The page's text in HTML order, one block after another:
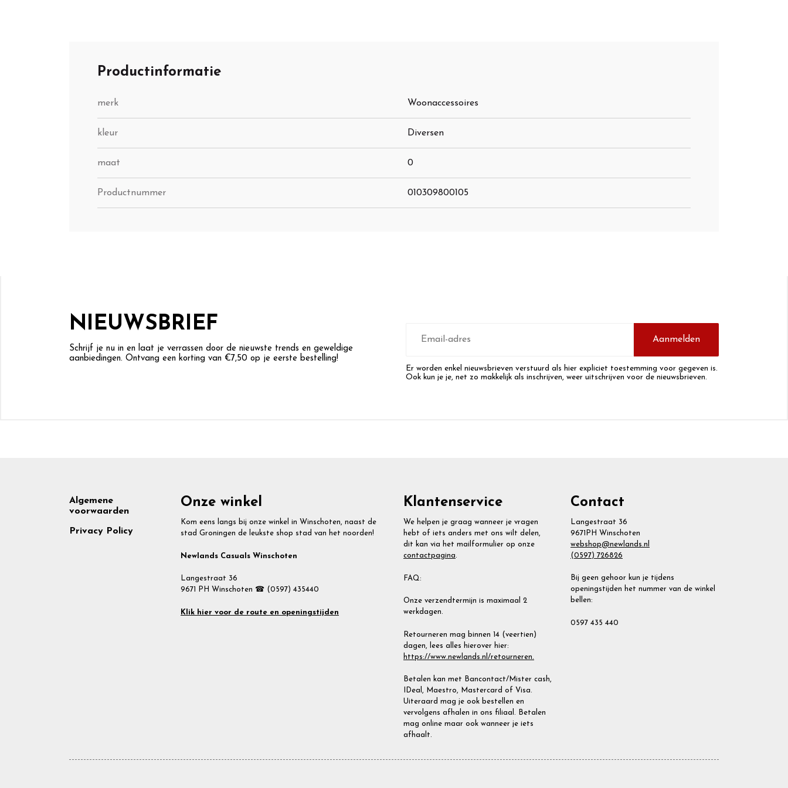
Productinformatie
merk Woonaccessoires
kleur Diversen
maat 0
Productnummer 010309800105
NIEUWSBRIEF
Schrijf je nu in en laat je verrassen door de nieuwste trends en geweldige
aanbiedingen. Ontvang een korting van €7,50 op je eerste bestelling!
mailadres
Aanmelden
Er worden enkel nieuwsbrieven verstuurd als hier expliciet toestemming voor gegeven is.
Ook kun je je, net zo makkelijk als inschrijven, weer uitschrijven voor de nieuwsbrieven.
Footer
Algemene
voorwaarden
Privacy Policy
Onze winkel
Kom eens langs bij onze winkel in Winschoten, naast de
stad Groningen de leukste shop stad van het noorden!
Newlands Casuals Winschoten
Langestraat 36
9671 PH Winschoten ☎ (0597) 435440
Klik hier voor de route en openingstijden
Klantenservice
We helpen je graag wanneer je vragen
hebt of iets anders met ons wilt delen,
dit kan via het mailformulier op onze
contactpagina.
FAQ:
Onze verzendtermijn is maximaal 2
werkdagen.
Retourneren mag binnen 14 (veertien)
dagen, lees alles hierover hier:
https://www.newlands.nl/retourneren.
Betalen kan met Bancontact/Mister cash,
IDeal, Maestro, Mastercard of Visa.
Uiteraard mag je ook bestellen en
vervolgens afhalen in ons filiaal. Betalen
mag online maar ook wanneer je iets
afhaalt.
Contact
Langestraat 36
9671PH Winschoten
webshop@newlands.nl
(0597) 726826
Bij geen gehoor kun je tijdens
openingstijden het nummer van de winkel
bellen:
0597 435 440